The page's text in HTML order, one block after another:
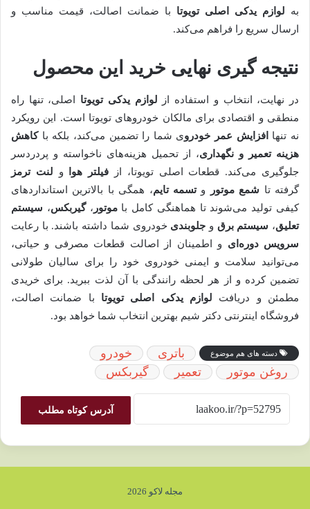
به لوازم یدکی اصلی تویوتا با ضمانت اصالت، قیمت مناسب و
ارسال سریع را فراهم می‌کند.
نتیجه گیری نهایی خرید این محصول
در نهایت، انتخاب و استفاده از لوازم یدکی تویوتا اصلی، تنها راه
منطقی و اقتصادی برای مالکان خودروهای تویوتا است. این رویکرد
نه تنها
افزایش عمر خودروی شما را تضمین می‌کند، بلکه باکاهش
هزینه تعمیر و نگهداری، از تحمیل هزینه‌های ناخواسته و پردردسر
جلوگیری می‌کند. قطعات اصلی تویوتا، از فیلتر هوا و لنت ترمز
گرفته تا شمع موتور وتسمه تایم، همگی با بالاترین استانداردهای
کیفی تولید می‌شوند تا هماهنگی کامل باموتور ،گیربکس، سیستم
تعلیق، سیستم برق و جلوبندی خودروی شما داشته باشند. با رعایت
سرویس دوره‌ای و اطمینان از اصالت قطعات مصرفی و حیاتی،
می‌توانید سلامت و ایمنی خودروی خود را برای سالیان طولانی
تضمین کرده و از هر لحظه رانندگی با آن لذت ببرید. برای خریدی
مطمئن و دریافت لوازم یدکی اصلی تویوتا با ضمانت اصالت،
فروشگاه اینترنتی دکتر شیم بهترین انتخاب شما خواهد بود.
دسته های هم موضوع باتری
خودرو
روغن موتور
تعمیر گیربکس
آدرس کوتاه مطلب
مجله لاکو 2026